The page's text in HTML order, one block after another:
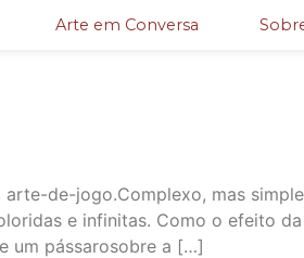
Arte em Conversa
de-jogo.Complexo, mas
e infinitas. Como o efeito
um pássarosobre a […]